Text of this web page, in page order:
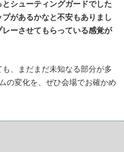
シューティングガードでした
があるかなと不安もありまし
ーさせてもらっている感覚が
、まだまだ未知なる部分が多
の変化を、ぜひ会場でお確かめ